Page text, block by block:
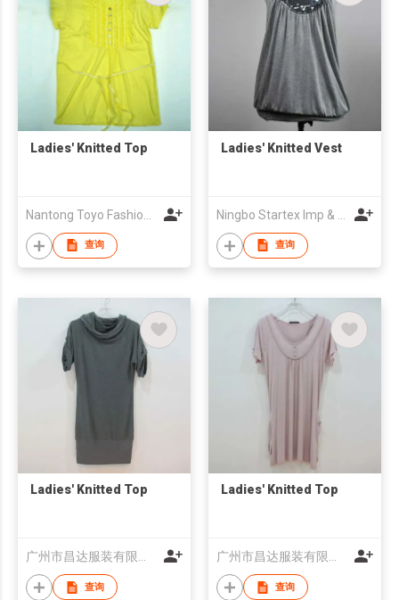
Ladies' Knitted Top
查询
Ladies' Knitted Vest
查询
Ladies' Knitted Top
查询
Ladies' Knitted Top
查询